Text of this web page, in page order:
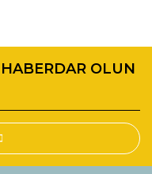
öneri formunu
OLUN